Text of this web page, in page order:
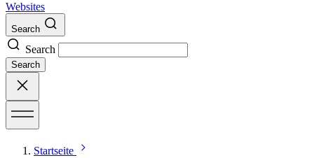
Websites
Search
Search
Search
Startseite